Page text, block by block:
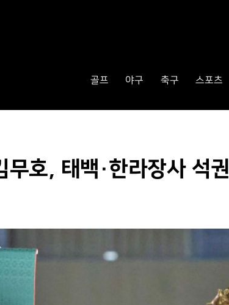
골프 야구 축구 스포츠
무호, 태백·한라장사 석권